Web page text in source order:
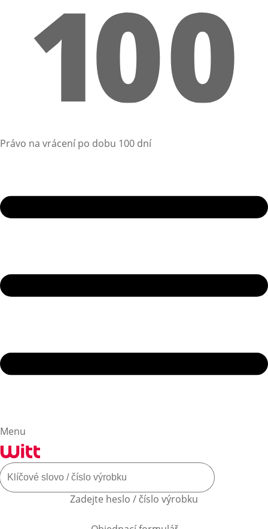
Právo na vrácení po dobu 100 dní
Menu
Zadejte heslo / číslo výrobku